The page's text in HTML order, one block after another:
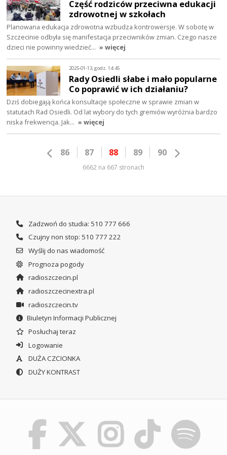
Część rodziców przeciwna edukacji
zdrowotnej w szkołach
Planowana edukacja zdrowotna wzbudza kontrowersje. W sobotę w
Szczecinie odbyła się manifestacja przeciwników zmian. Czego nasze
dzieci nie powinny wiedzieć… » więcej
2025-01-13, godz. 14:45
Rady Osiedli słabe i mało popularne
Co poprawić w ich działaniu?
Dziś dobiegają końca konsultacje społeczne w sprawie zmian w
statutach Rad Osiedli. Od lat wybory do tych gremiów wyróżnia bardzo
niska frekwencja. Jak… » więcej
86 87 88 89 90
6662 na 667 stronach
Zadzwoń do studia: 510 777 666
Czujny non stop: 510 777 222
Wyślij do nas wiadomość
Prognoza pogody
radioszczecin.pl
radioszczecinextra.pl
radioszczecin.tv
Biuletyn Informacji Publicznej
Posłuchaj teraz
Logowanie
DUŻA CZCIONKA
DUŻY KONTRAST